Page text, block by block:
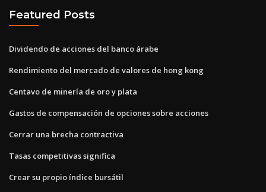
Featured Posts
Dividendo de acciones del banco árabe
Rendimiento del mercado de valores de hong kong
Centavo de minería de oro y plata
Gastos de compensación de opciones sobre acciones
Cerrar una brecha contractiva
Tasas competitivas significa
Crear su propio índice bursátil